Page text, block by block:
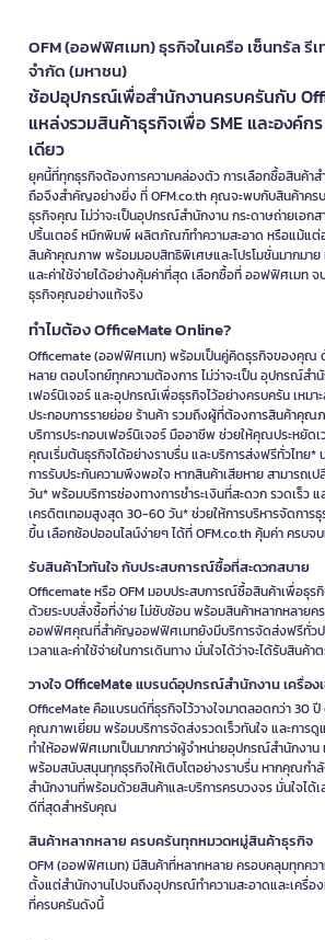
OFM (ออฟฟิศเมท) ธุรกิจในเครือ เซ็นทรัล รี
จำกัด (มหาชน)
ช้อปอุปกรณ์เพื่อสำนักงานครบครันกับ
แหล่งรวมสินค้าธุรกิจเพื่อ SME และองค์ก
เดียว
ยุคนี้ที่ทุกธุรกิจต้องการความคล่องตัว การเลือกซื้อสินค้า
ถือจึงสำคัญอย่างยิ่ง ที่ OFM.co.th คุณจะพบกับสินค้าคร
ธุรกิจคุณ ไม่ว่าจะเป็นอุปกรณ์สำนักงาน กระดาษถ่ายเอกส
ปริ้นเตอร์ หมึกพิมพ์ ผลิตภัณฑ์ทำความสะอาด หรือแม้แต่
สินค้าคุณภาพ พร้อมมอบสิทธิพิเศษและโปรโมชั่นมากมาย
และค่าใช้จ่ายได้อย่างคุ้มค่าที่สุด เลือกซื้อที่ ออฟฟิศเมท
ธุรกิจคุณอย่างแท้จริง
ทำไมต้อง OfficeMate Online?
Officemate (ออฟฟิศเมท) พร้อมเป็นคู่คิดธุรกิจของคุณ
หลาย ตอบโจทย์ทุกความต้องการ ไม่ว่าจะเป็น อุปกรณ์สำ
เฟอร์นิเจอร์ และอุปกรณ์เพื่อธุรกิจไว้อย่างครบครัน เหม
ประกอบการรายย่อย ร้านค้า รวมถึงผู้ที่ต้องการสินค้าคุ
บริการประกอบเฟอร์นิเจอร์ มืออาชีพ ช่วยให้คุณประหยัดเ
คุณเริ่มต้นธุรกิจได้อย่างราบรื่น และบริการส่งฟรีทั่วไทย*
การรับประกันความพึงพอใจ หากสินค้าเสียหาย สามารถเ
วัน* พร้อมบริการช่องทางการชำระเงินที่สะดวก รวดเร็
เครดิตเทอมสูงสุด 30-60 วัน* ช่วยให้การบริหารจัดกา
ขึ้น เลือกช้อปออนไลน์ง่ายๆ ได้ที่ OFM.co.th คุ้มค่า ครบจ
รับสินค้าไวทันใจ กับประสบการณ์ซื้อที่สะดวกสบาย
Officemate หรือ OFM มอบประสบการณ์ซื้อสินค้าเพื่อธุร
ด้วยระบบสั่งซื้อที่ง่าย ไม่ซับซ้อน พร้อมสินค้าหลากหลายค
ออฟฟิศคุณที่สำคัญออฟฟิศเมทยังมีบริการจัดส่งฟรีทั่วป
เวลาและค่าใช้จ่ายในการเดินทาง มั่นใจได้ว่าจะได้รับสินค้
วางใจ OfficeMate แบรนด์อุปกรณ์สำนักงาน เครื่อ
OfficeMate คือแบรนด์ที่ธุรกิจไว้วางใจมาตลอดกว่า 30
คุณภาพเยี่ยม พร้อมบริการจัดส่งรวดเร็วทันใจ และการดู
ทำให้ออฟฟิศเมทเป็นมากกว่าผู้จำหน่ายอุปกรณ์สำนักงาน
พร้อมสนับสนุนทุกธุรกิจให้เติบโตอย่างราบรื่น หากคุณกำ
สำนักงานที่พร้อมด้วยสินค้าและบริการครบวงจร มั่นใจได้เ
ดีที่สุดสำหรับคุณ
สินค้าหลากหลาย ครบครันทุกหมวดหมู่สินค้าธุรกิจ
OFM (ออฟฟิศเมท) มีสินค้าที่หลากหลาย ครอบคลุมทุกค
ตั้งแต่สำนักงานไปจนถึงอุปกรณ์ทำความสะอาดและเครื่
ที่ครบครันดังนี้